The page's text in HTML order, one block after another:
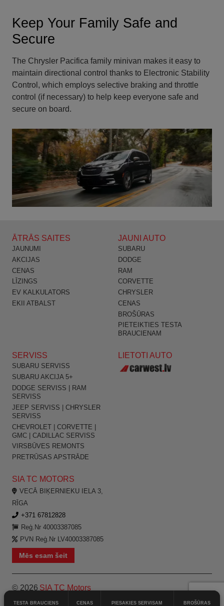
Keep Your Family Safe and
Secure
The Chrysler Pacifica family minivan makes it easy to
maintain directional control thanks to Electronic Stability
Control, which employs selective braking and throttle
control (if necessary) to help keep everyone safe and
secure on board.
TESTA BRAUCIENS CENAS PIESAKIES SERVISAM BROŠŪRAS
ĀTRĀS SAITES
JAUNUMI
AKCIJAS
CENAS
LĪZINGS
EV KALKULATORS
EKII ATBALST
JAUNI AUTO
SUBARU
DODGE
RAM
CORVETTE
CHRYSLER
CENAS
BROŠŪRAS
PIETEIKTIES TESTA
BRAUCIENAM
SERVISS
SUBARU SERVISS
SUBARU AKCIJA 5+
DODGE SERVISS | RAM
SERVISS
JEEP SERVISS | CHRYSLER
SERVISS
CHEVROLET | CORVETTE |
GMC | CADILLAC SERVISS
VIRSBŪVES REMONTS
PRETRŪSAS APSTRĀDE
LIETOTI AUTO
SIA TC MOTORS
VECĀ BIĶERNIEKU IELA 3,
RĪGA
+371 67812828
Reģ.Nr 40003387085
PVN Reģ.Nr LV40003387085
Mēs esam šeit
© 2026 SIA TC Motors